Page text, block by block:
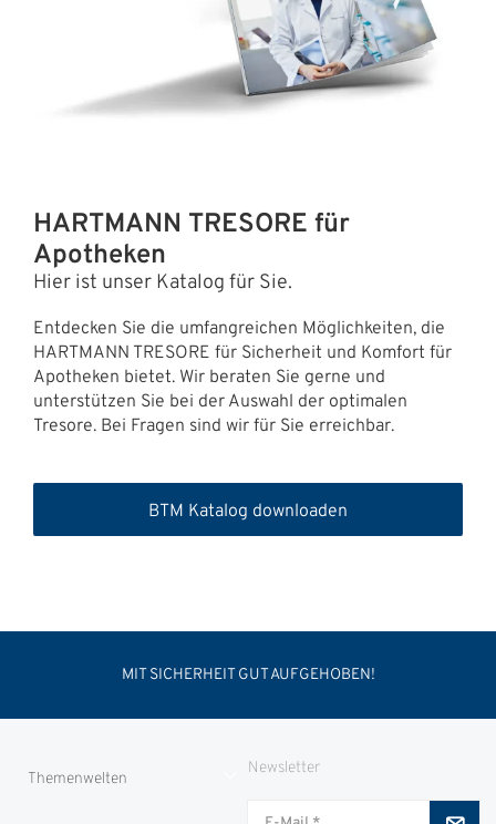
HARTMANN TRESORE für
Apotheken
Hier ist unser Katalog für Sie.
Entdecken Sie die umfangreichen Möglichkeiten, die
HARTMANN TRESORE für Sicherheit und Komfort für
Apotheken bietet. Wir beraten Sie gerne und
unterstützen Sie bei der Auswahl der optimalen
Tresore. Bei Fragen sind wir für Sie erreichbar.
BTM Katalog downloaden
MIT SICHERHEIT GUT AUFGEHOBEN!
Themenwelten
Newsletter